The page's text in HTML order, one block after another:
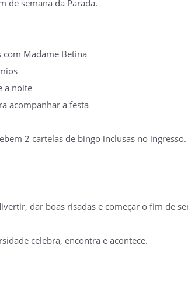
de semana da Parada.
com Madame Betina
a noite
acompanhar a festa
2 cartelas de bingo inclusas no ingresso.
dar boas risadas e começar o fim de
celebra, encontra e acontece.